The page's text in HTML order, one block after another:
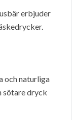
erbjuder
och naturliga
sötare dryck